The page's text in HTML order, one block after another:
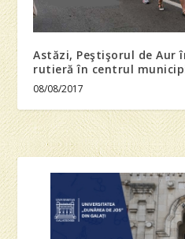
Astăzi, Peştişorul de Aur
rutieră în centrul
08/08/2017